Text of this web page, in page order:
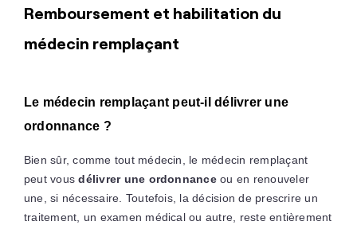
Remboursement et habilitation du
médecin remplaçant
Le médecin remplaçant peut-il délivrer une
ordonnance ?
Bien sûr, comme tout médecin, le médecin remplaçant
peut vousdélivrer une ordonnanceou en renouveler
une, si nécessaire. Toutefois, la décision de prescrire un
traitement, un examen médical ou autre, reste entièrement